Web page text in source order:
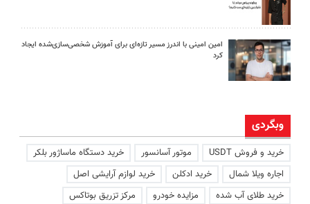
امین امینی با اندرز مسیر تازه‌ای برای آموزش شخصی‌سازی‌شده ایجاد
کرد
وبگردی
خرید و فروش USDT موتور آسانسور
خرید دستگاه ماساژور بلکر
اجاره ویلا شمال
خرید ادکلن
خرید لوازم آرایشی اصل
خرید طلای آب شده
مزایده خودرو
مرکز تزریق بوتاکس